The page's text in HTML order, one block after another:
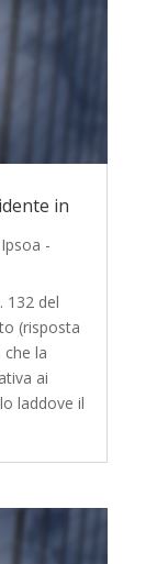
in
Ipsoa -
132 del
(risposta
la
ai
laddove il